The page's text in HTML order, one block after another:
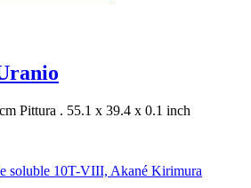
Pittura . 55.1 x 39.4 x 0.1 inch